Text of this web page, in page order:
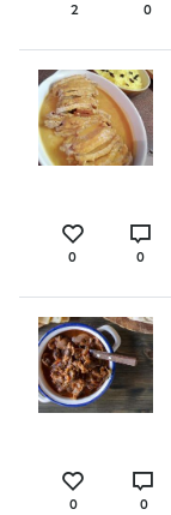
2 0
0 0
0 0